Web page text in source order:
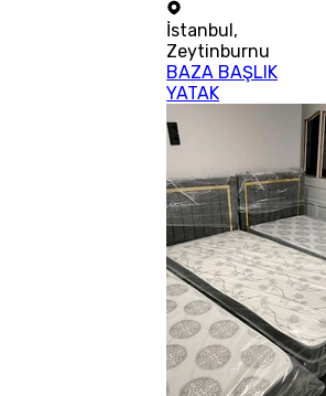
İstanbul,
Zeytinburnu
BAZA BAŞLIK
YATAK